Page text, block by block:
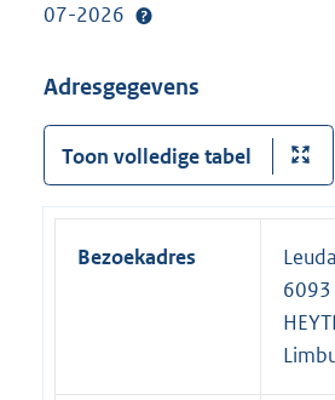
07-2026
Adresgegevens
Toon volledige tabel
Bezoekadres
6093